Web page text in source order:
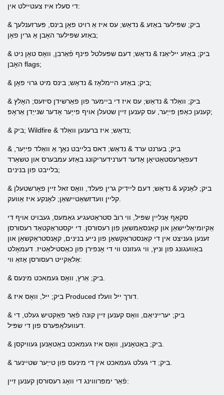
די סעלז איז צעטיילט אין:
& ביק; שפּילער באַזע & נדאַש; עס איז אַ רויט פאָן בינס, פּערזענלעך
באַזע שפּילער האָבן אַ גרין פאָן;
& ביק; באַזע ייליאַנז & נדאַש; דעם שפּעלטל פינף פֿאַרבן, וואָס טאָן ניט
האָבן flags;
& ביק; באַזע היימלאָז & נדאַש; בינס מיט גרוי פאָן;
& ביק; וואַלד & נדאַש; עס איז די ביימער פון פאַרשידן סיזעס; האָלץ
קענען כאַפּן פייַער, עס קענען זיין שטעלן אויף פייַער אָדער שנייַדן אַראָפּ;
& ביק; Wildfire & נדאַש; איז ברענען וואַלד;
& ביק; בערנט ערד & נדאַש; דאס בלייבט נאָך אַ וואַלד פייַער,
דעפאָרעסטאַטיאָן אָדער דערנידעריקונג באַזע עמבערס און טשאַרד
בלייבט פון בנינים;
& ביק; לאָנקע & נדאַש; דעם ליידיק גרין פעלד, וואָס זאל זיין פאָרשטעלן
סקאַף אָנליין שפּיל, ווי רובֿ סטראַטעגיע גאַמעס, געבויט אויף די
אַקיומיאַליישאַן און קאַנסאַמשאַן פון רעסורסן. די יקסטראַקטאַד רעסורסן
זענען געניצט אין די קאַנסטראַקשאַן פון נייע בנינים, קאַנסטראַקשאַן און
באַוועגונג פון וניץ, ווי געזונט ווי די אָנפירן פון כאַסטילאַטיז. דעמאָלט
אַלאַקייט רעסורסן אַזאַ ווי:
& ביק; יערייניאַם, וואָס קענען זיין קונה פֿאַר פאַקטיש געלט, די
פֿאַר ימפּרוווינג די וואָג רעסורסן קענען זיין: